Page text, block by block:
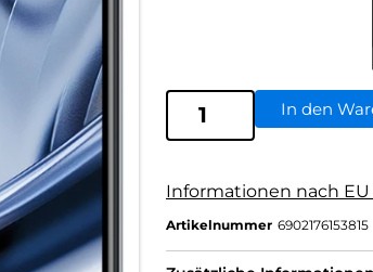
In den
Informationen nach EU
Artikelnummer 6902176153815